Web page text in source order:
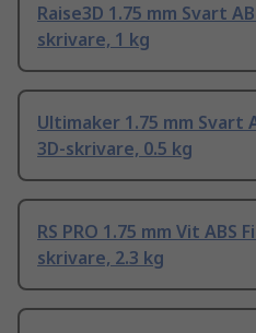
Raise3D 1.75 mm Svart
skrivare, 1 kg
Ultimaker 1.75 mm Svart
3D-skrivare, 0.5 kg
RS PRO 1.75 mm Vit
skrivare, 2.3 kg